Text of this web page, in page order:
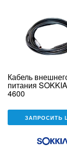
Кабель
питания
4600
ЗАПРОСИТЬ